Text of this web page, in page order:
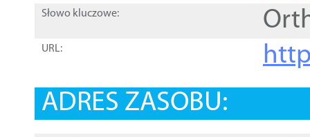
Słowo kluczowe:
URL:
ADRES ZASOBU: